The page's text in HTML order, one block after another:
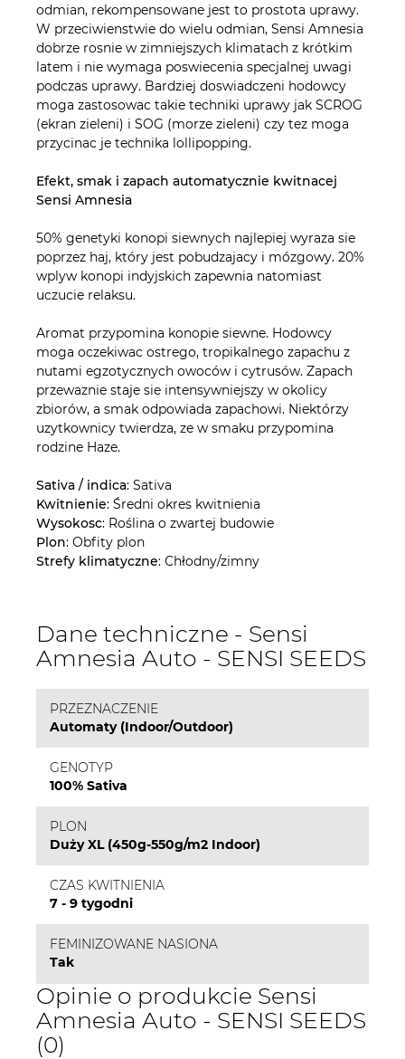
odmian, rekompensowane jest to prostota uprawy.
W przeciwienstwie do wielu odmian, Sensi Amnesia
dobrze rosnie w zimniejszych klimatach z krótkim
latem i nie wymaga poswiecenia specjalnej uwagi
podczas uprawy. Bardziej doswiadczeni hodowcy
moga zastosowac takie techniki uprawy jak SCROG
(ekran zieleni) i SOG (morze zieleni) czy tez moga
przycinac je technika lollipopping.
Efekt, smak i zapach automatycznie kwitnacej
Sensi Amnesia
50% genetyki konopi siewnych najlepiej wyraza sie
poprzez haj, który jest pobudzajacy i mózgowy. 20%
wplyw konopi indyjskich zapewnia natomiast
uczucie relaksu.
Aromat przypomina konopie siewne. Hodowcy
moga oczekiwac ostrego, tropikalnego zapachu z
nutami egzotycznych owoców i cytrusów. Zapach
przewaznie staje sie intensywniejszy w okolicy
zbiorów, a smak odpowiada zapachowi. Niektórzy
uzytkownicy twierdza, ze w smaku przypomina
rodzine Haze.
Sativa / indica: Sativa
Kwitnienie: Średni okres kwitnienia
Wysokosc: Roślina o zwartej budowie
Plon: Obfity plon
Strefy klimatyczne: Chłodny/zimny
Dane techniczne - Sensi
Amnesia Auto - SENSI SEEDS
PRZEZNACZENIE
Automaty (Indoor/Outdoor)
GENOTYP
100% Sativa
PLON
Duży XL (450g-550g/m2 Indoor)
CZAS KWITNIENIA
7 - 9 tygodni
FEMINIZOWANE NASIONA
Tak
Opinie o produkcie Sensi
Amnesia Auto - SENSI SEEDS
(0)